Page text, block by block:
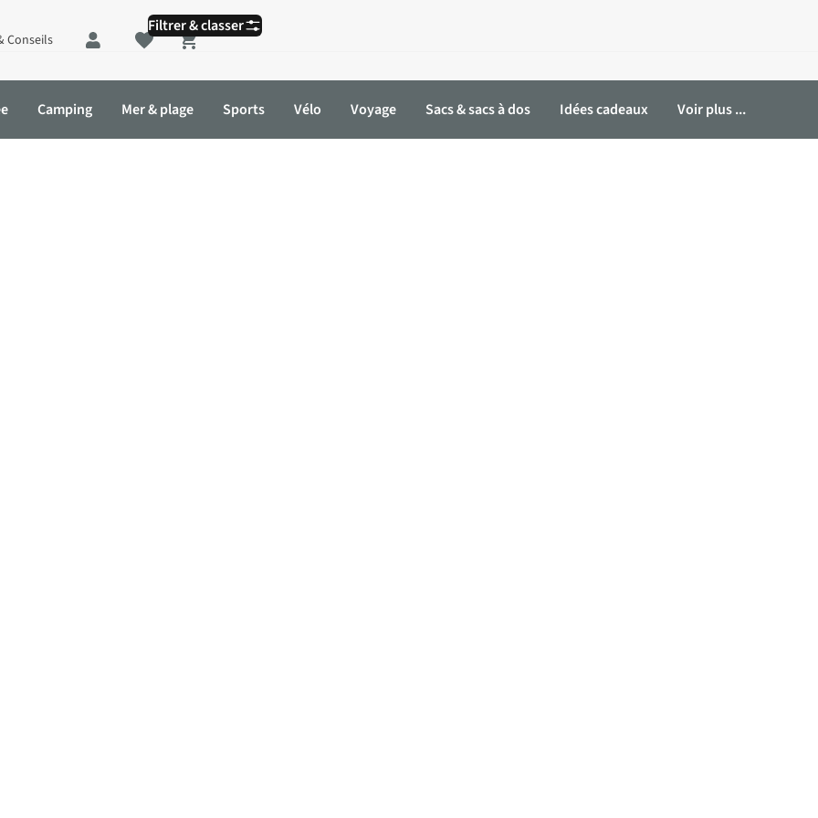
Conseils
Shopping cart
Camping Mer & plage Sports Vélo Voyage Sacs & sacs à dos Idées cadeaux Voir plus ...
Filtrer & classer